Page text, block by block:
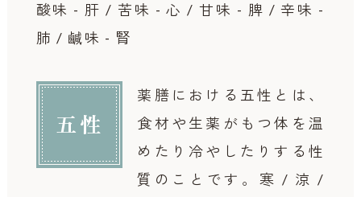
酸味 - 肝 / 苦味 - 心 / 甘味 - 脾 / 辛味 -
肺 / 鹹味 - 腎
五性
薬膳における五性とは、
食材や生薬がもつ体を温
めたり冷やしたりする性
質のことです。 寒 / 涼 /